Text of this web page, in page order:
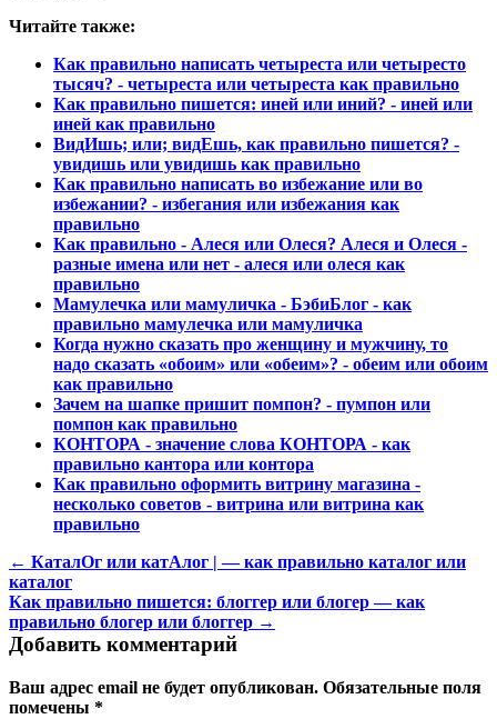
Читайте также:
Как правильно написать четыреста или четыресто
тысяч? - четыреста или четыреста как правильно
Как правильно пишется: иней или иний? - иней или
иней как правильно
ВидИшь; или; видЕшь, как правильно пишется? -
увидишь или увидишь как правильно
Как правильно написать во избежание или во
избежании? - избегания или избежания как
правильно
Как правильно - Алеся или Олеся? Алеся и Олеся -
разные имена или нет - алеся или олеся как
правильно
Мамулечка или мамуличка - БэбиБлог - как
правильно мамулечка или мамуличка
Когда нужно сказать про женщину и мужчину, то
надо сказать «обоим» или «обеим»? - обеим или обоим
как правильно
Зачем на шапке пришит помпон? - пумпон или
помпон как правильно
КОНТОРА - значение слова КОНТОРА - как
правильно кантора или контора
Как правильно оформить витрину магазина -
несколько советов - витрина или витрина как
правильно
← КаталОг или катАлог | — как правильно каталог или
каталог
Как правильно пишется: блоггер или блогер — как
правильно блогер или блоггер →
Добавить комментарий
Ваш адрес email не будет опубликован. Обязательные поля
помечены *